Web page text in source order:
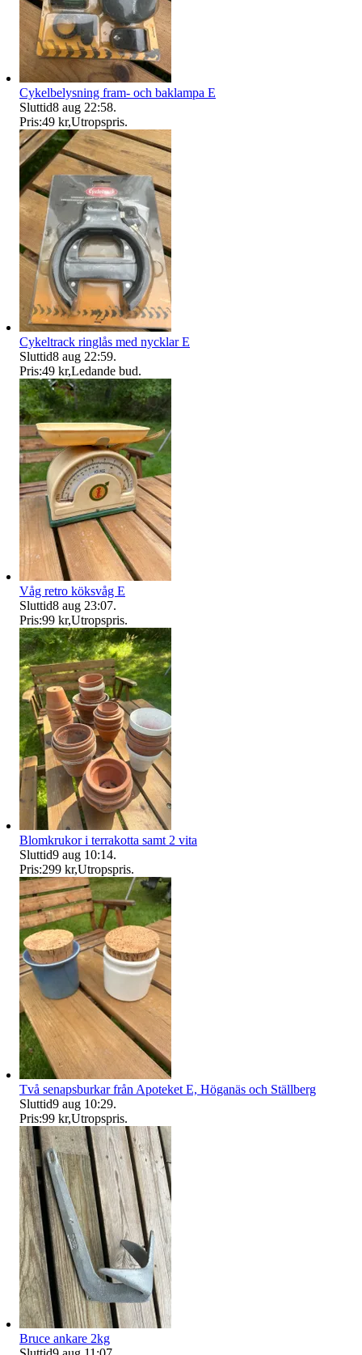
Cykelbelysning fram- och baklampa E
Sluttid8 aug 22:58.
Pris:49 kr,Utropspris.
Cykeltrack ringlås med nycklar E
Sluttid8 aug 22:59.
Pris:49 kr,Ledande bud.
Våg retro köksvåg E
Sluttid8 aug 23:07.
Pris:99 kr,Utropspris.
Blomkrukor i terrakotta samt 2 vita
Sluttid9 aug 10:14.
Pris:299 kr,Utropspris.
Två senapsburkar från Apoteket E, Höganäs och Ställberg
Sluttid9 aug 10:29.
Pris:99 kr,Utropspris.
Bruce ankare 2kg